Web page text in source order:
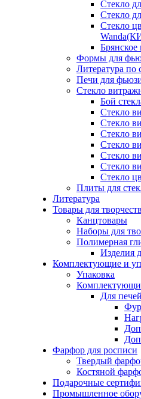
Стекло
Стекло
Стекло
Брянское
Формы для
Литература по
Печи для
Стекло
Бой
Стекло
Стекло
Стекло
Стекло
Стекло
Стекло
Стекло
Плиты для
Литература
Товары для
Канцтовары
Наборы для
Полимерная
Изделия
Комплектующие и
Упаковка
Для печей
Фарфор для росписи
Твердый
Костяной
Подарочные
Промышленное